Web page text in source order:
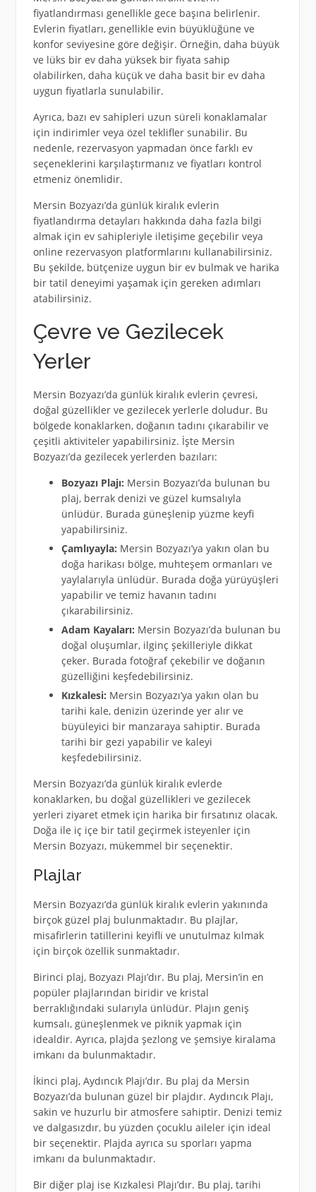
fiyatlandırması genellikle gece başına belirlenir.
Evlerin fiyatları, genellikle evin büyüklüğüne ve
konfor seviyesine göre değişir. Örneğin, daha büyük
ve lüks bir ev daha yüksek bir fiyata sahip
olabilirken, daha küçük ve daha basit bir ev daha
uygun fiyatlarla sunulabilir.
Ayrıca, bazı ev sahipleri uzun süreli konaklamalar
için indirimler veya özel teklifler sunabilir. Bu
nedenle, rezervasyon yapmadan önce farklı ev
seçeneklerini karşılaştırmanız ve fiyatları kontrol
etmeniz önemlidir.
Mersin Bozyazı’da günlük kiralık evlerin
fiyatlandırma detayları hakkında daha fazla bilgi
almak için ev sahipleriyle iletişime geçebilir veya
online rezervasyon platformlarını kullanabilirsiniz.
Bu şekilde, bütçenize uygun bir ev bulmak ve harika
bir tatil deneyimi yaşamak için gereken adımları
atabilirsiniz.
Çevre ve Gezilecek
Yerler
Mersin Bozyazı’da günlük kiralık evlerin çevresi,
doğal güzellikler ve gezilecek yerlerle doludur. Bu
bölgede konaklarken, doğanın tadını çıkarabilir ve
çeşitli aktiviteler yapabilirsiniz. İşte Mersin
Bozyazı’da gezilecek yerlerden bazıları:
Bozyazı Plajı: Mersin Bozyazı’da bulunan bu
plaj, berrak denizi ve güzel kumsalıyla
ünlüdür. Burada güneşlenip yüzme keyfi
yapabilirsiniz.
Çamlıyayla: Mersin Bozyazı’ya yakın olan bu
doğa harikası bölge, muhteşem ormanları ve
yaylalarıyla ünlüdür. Burada doğa yürüyüşleri
yapabilir ve temiz havanın tadını
çıkarabilirsiniz.
Adam Kayaları: Mersin Bozyazı’da bulunan bu
doğal oluşumlar, ilginç şekilleriyle dikkat
çeker. Burada fotoğraf çekebilir ve doğanın
güzelliğini keşfedebilirsiniz.
Kızkalesi: Mersin Bozyazı’ya yakın olan bu
tarihi kale, denizin üzerinde yer alır ve
büyüleyici bir manzaraya sahiptir. Burada
tarihi bir gezi yapabilir ve kaleyi
keşfedebilirsiniz.
Mersin Bozyazı’da günlük kiralık evlerde
konaklarken, bu doğal güzellikleri ve gezilecek
yerleri ziyaret etmek için harika bir fırsatınız olacak.
Doğa ile iç içe bir tatil geçirmek isteyenler için
Mersin Bozyazı, mükemmel bir seçenektir.
Plajlar
Mersin Bozyazı’da günlük kiralık evlerin yakınında
birçok güzel plaj bulunmaktadır. Bu plajlar,
misafirlerin tatillerini keyifli ve unutulmaz kılmak
için birçok özellik sunmaktadır.
Birinci plaj, Bozyazı Plajı’dır. Bu plaj, Mersin’in en
popüler plajlarından biridir ve kristal
berraklığındaki sularıyla ünlüdür. Plajın geniş
kumsalı, güneşlenmek ve piknik yapmak için
idealdir. Ayrıca, plajda şezlong ve şemsiye kiralama
imkanı da bulunmaktadır.
İkinci plaj, Aydıncık Plajı’dır. Bu plaj da Mersin
Bozyazı’da bulunan güzel bir plajdır. Aydıncık Plajı,
sakin ve huzurlu bir atmosfere sahiptir. Denizi temiz
ve dalgasızdır, bu yüzden çocuklu aileler için ideal
bir seçenektir. Plajda ayrıca su sporları yapma
imkanı da bulunmaktadır.
Bir diğer plaj ise Kızkalesi Plajı’dır. Bu plaj, tarihi